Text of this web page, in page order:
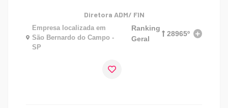
Diretora ADM/ FIN
Empresa localizada em
São Bernardo do Campo -
SP
Ranking
Geral
28965º